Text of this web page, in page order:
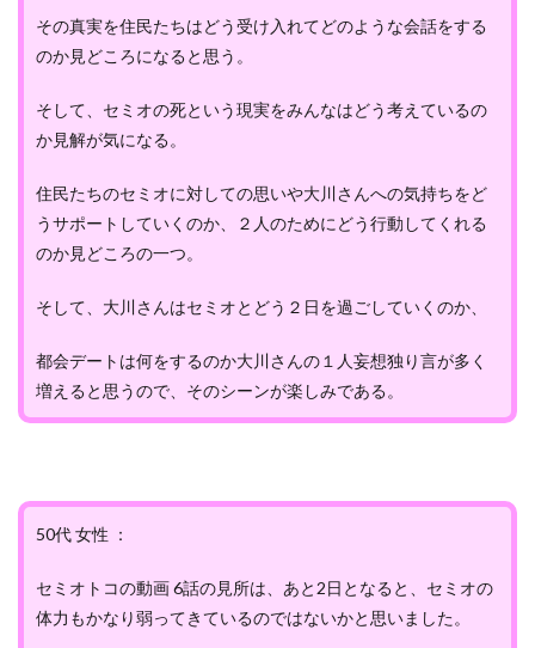
その真実を住民たちはどう受け入れてどのような会話をする
のか見どころになると思う。
そして、セミオの死という現実をみんなはどう考えているの
か見解が気になる。
住民たちのセミオに対しての思いや大川さんへの気持ちをど
うサポートしていくのか、２人のためにどう行動してくれる
のか見どころの一つ。
そして、大川さんはセミオとどう２日を過ごしていくのか、
都会デートは何をするのか大川さんの１人妄想独り言が多く
増えると思うので、そのシーンが楽しみである。
50代 女性 ：
セミオトコの動画 6話の見所は、あと2日となると、セミオの
体力もかなり弱ってきているのではないかと思いました。